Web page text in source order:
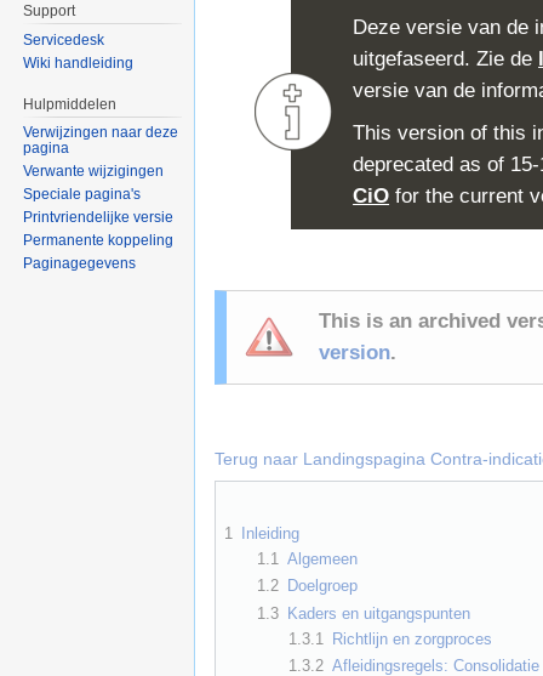
Deze versie van de
uitgefaseerd. Zie de
versie van de
This version of this
deprecated as of
CiO for the current
This is an archived
version.
Terug naar Landingspagina Contra-
1
Inleiding
1.1
Algemeen
1.2
Doelgroep
1.3 Kaders en uitgangspunten
1.3.1
Richtlijn en zorgproces
1.3.2 Afleidingsregels:
Support
Servicedesk
Wiki handleiding
Hulpmiddelen
Verwijzingen naar deze
pagina
Verwante wijzigingen
Speciale pagina's
Printvriendelijke versie
Permanente koppeling
Paginagegevens